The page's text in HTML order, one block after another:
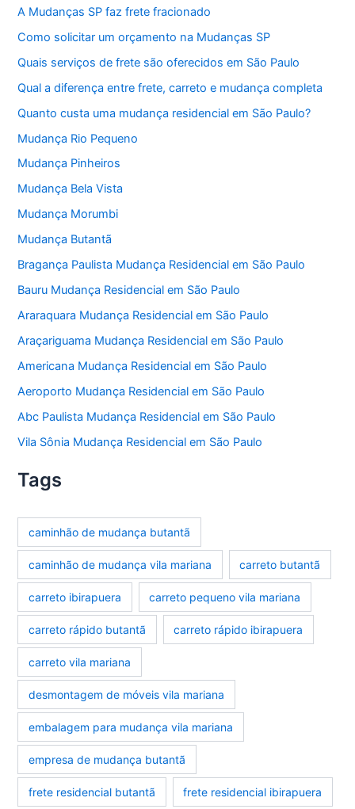
A Mudanças SP faz frete fracionado
Como solicitar um orçamento na Mudanças SP
Quais serviços de frete são oferecidos em São Paulo
Qual a diferença entre frete, carreto e mudança completa
Quanto custa uma mudança residencial em São Paulo?
Mudança Rio Pequeno
Mudança Pinheiros
Mudança Bela Vista
Mudança Morumbi
Mudança Butantã
Bragança Paulista Mudança Residencial em São Paulo
Bauru Mudança Residencial em São Paulo
Araraquara Mudança Residencial em São Paulo
Araçariguama Mudança Residencial em São Paulo
Americana Mudança Residencial em São Paulo
Aeroporto Mudança Residencial em São Paulo
Abc Paulista Mudança Residencial em São Paulo
Vila Sônia Mudança Residencial em São Paulo
Tags
caminhão de mudança butantã
caminhão de mudança vila mariana carreto butantã
carreto ibirapuera carreto pequeno vila mariana
carreto rápido butantã carreto rápido ibirapuera
carreto vila mariana
desmontagem de móveis vila mariana
embalagem para mudança vila mariana
empresa de mudança butantã
frete residencial butantã frete residencial ibirapuera